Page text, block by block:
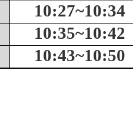
10:27~10:34
10:35~10:42
10:43~10:50